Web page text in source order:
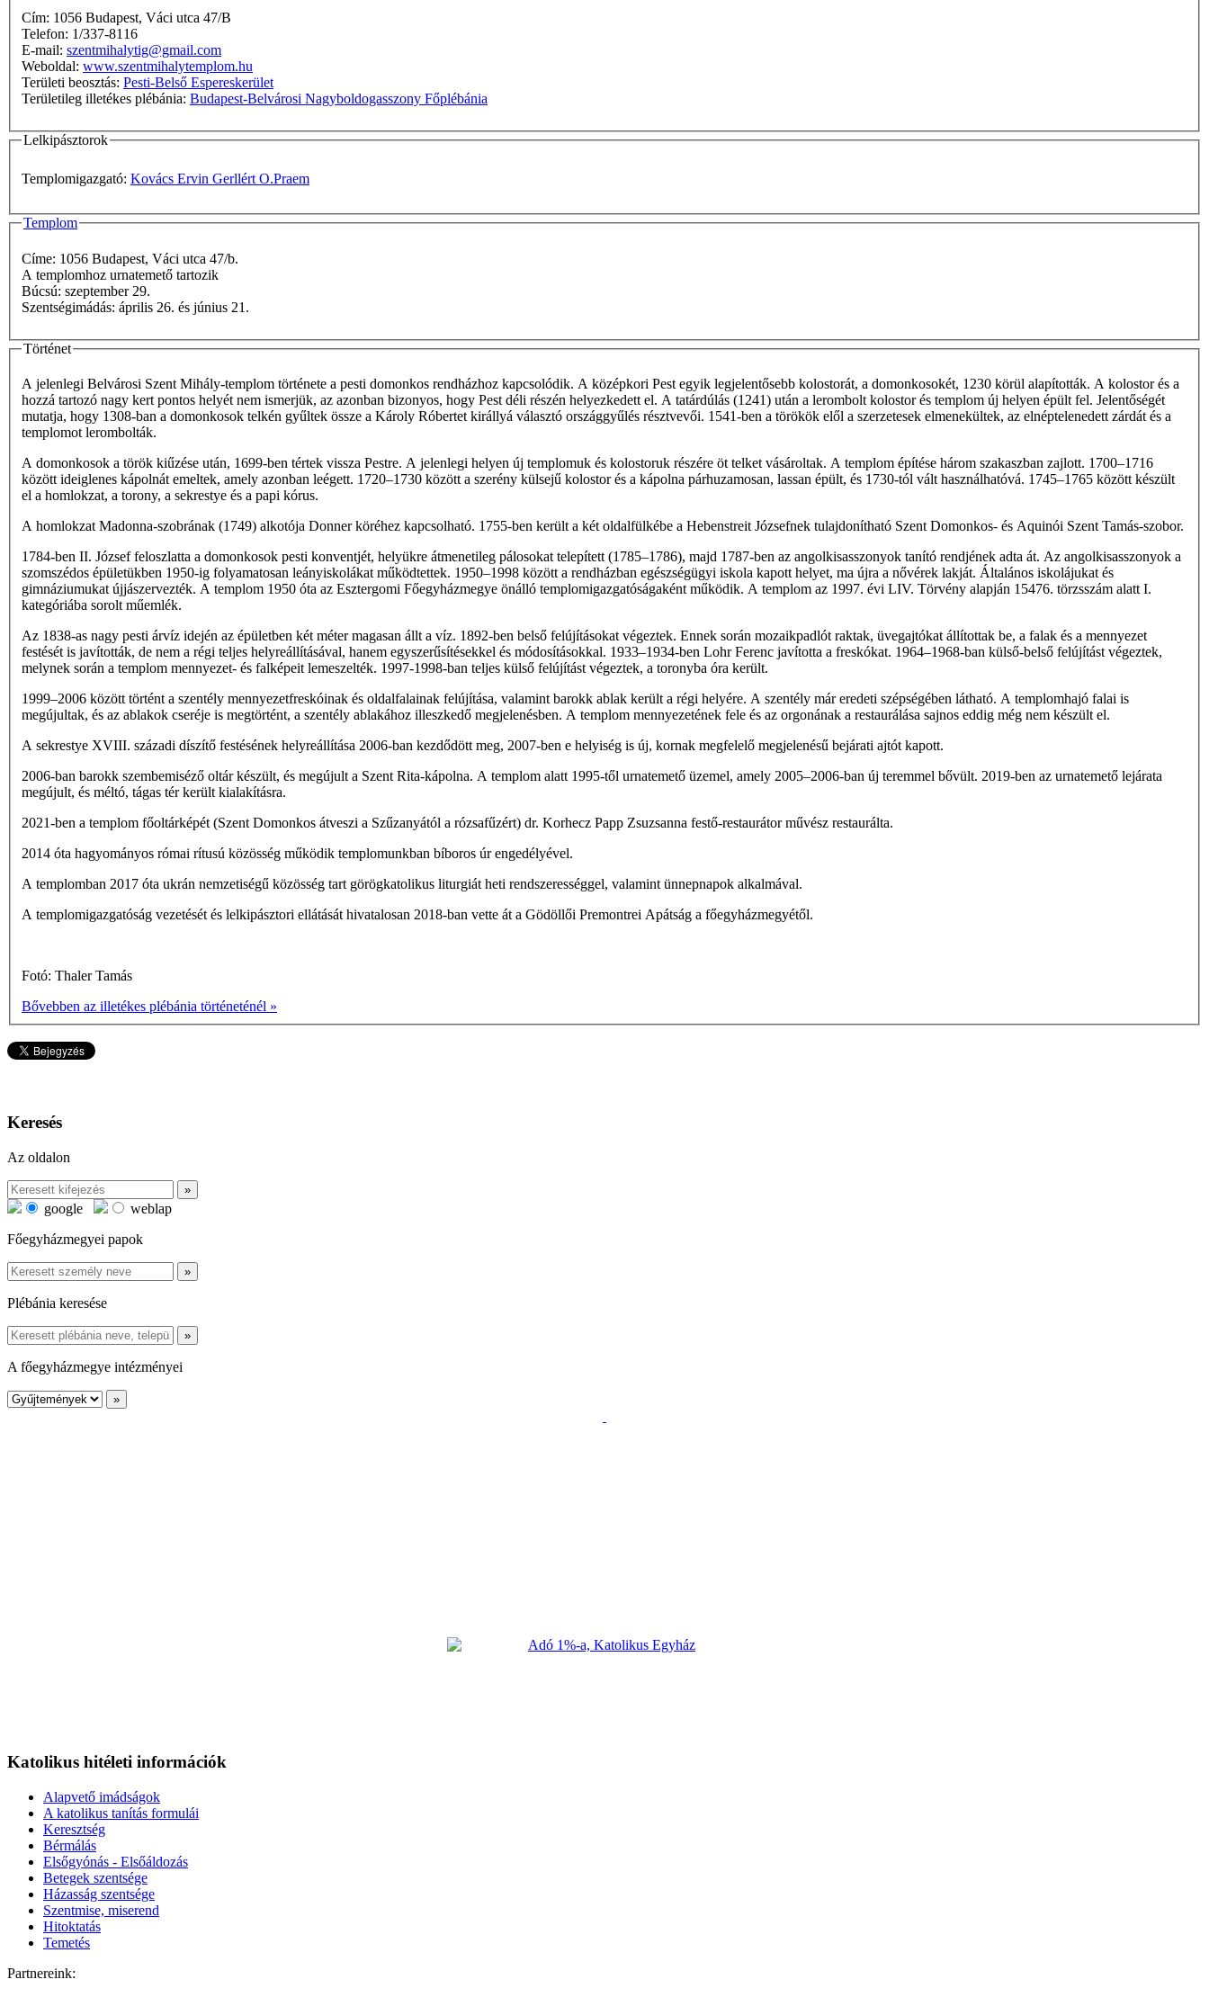
Cím: 1056 Budapest, Váci utca 47/B
Telefon: 1/337-8116
E-mail: szentmihalytig@gmail.com
Weboldal: www.szentmihalytemplom.hu
Területi beosztás: Pesti-Belső Espereskerület
Területileg illetékes plébánia: Budapest-Belvárosi Nagyboldogasszony Főplébánia
Lelkipásztorok
Templomigazgató: Kovács Ervin Gerllért O.Praem
Templom
Címe: 1056 Budapest, Váci utca 47/b.
A templomhoz urnatemető tartozik
Búcsú: szeptember 29.
Szentségimádás: április 26. és június 21.
Történet
A jelenlegi Belvárosi Szent Mihály-templom története a pesti domonkos rendházhoz kapcsolódik. A középkori Pest egyik legjelentősebb kolostorát, a domonkosokét, 1230 körül alapították. A kolostor és a
hozzá tartozó nagy kert pontos helyét nem ismerjük, az azonban bizonyos, hogy Pest déli részén helyezkedett el. A tatárdúlás (1241) után a lerombolt kolostor és templom új helyen épült fel. Jelentőségét
mutatja, hogy 1308-ban a domonkosok telkén gyűltek össze a Károly Róbertet királlyá választó országgyűlés résztvevői. 1541-ben a törökök elől a szerzetesek elmenekültek, az elnéptelenedett zárdát és a
templomot lerombolták.
A domonkosok a török kiűzése után, 1699-ben tértek vissza Pestre. A jelenlegi helyen új templomuk és kolostoruk részére öt telket vásároltak. A templom építése három szakaszban zajlott. 1700–1716
között ideiglenes kápolnát emeltek, amely azonban leégett. 1720–1730 között a szerény külsejű kolostor és a kápolna párhuzamosan, lassan épült, és 1730-tól vált használhatóvá. 1745–1765 között készült
el a homlokzat, a torony, a sekrestye és a papi kórus.
A homlokzat Madonna-szobrának (1749) alkotója Donner köréhez kapcsolható. 1755-ben került a két oldalfülkébe a Hebenstreit Józsefnek tulajdonítható Szent Domonkos- és Aquinói Szent Tamás-szobor.
1784-ben II. József feloszlatta a domonkosok pesti konventjét, helyükre átmenetileg pálosokat telepített (1785–1786), majd 1787-ben az angolkisasszonyok tanító rendjének adta át. Az angolkisasszonyok a
szomszédos épületükben 1950-ig folyamatosan leányiskolákat működtettek. 1950–1998 között a rendházban egészségügyi iskola kapott helyet, ma újra a nővérek lakját. Általános iskolájukat és
gimnáziumukat újjászervezték. A templom 1950 óta az Esztergomi Főegyházmegye önálló templomigazgatóságaként működik. A templom az 1997. évi LIV. Törvény alapján 15476. törzsszám alatt I.
kategóriába sorolt műemlék.
Az 1838-as nagy pesti árvíz idején az épületben két méter magasan állt a víz. 1892-ben belső felújításokat végeztek. Ennek során mozaikpadlót raktak, üvegajtókat állítottak be, a falak és a mennyezet
festését is javították, de nem a régi teljes helyreállításával, hanem egyszerűsítésekkel és módosításokkal. 1933–1934-ben Lohr Ferenc javította a freskókat. 1964–1968-ban külső-belső felújítást végeztek,
melynek során a templom mennyezet- és falképeit lemeszelték. 1997-1998-ban teljes külső felújítást végeztek, a toronyba óra került.
1999–2006 között történt a szentély mennyezetfreskóinak és oldalfalainak felújítása, valamint barokk ablak került a régi helyére. A szentély már eredeti szépségében látható. A templomhajó falai is
megújultak, és az ablakok cseréje is megtörtént, a szentély ablakához illeszkedő megjelenésben. A templom mennyezetének fele és az orgonának a restaurálása sajnos eddig még nem készült el.
A sekrestye XVIII. századi díszítő festésének helyreállítása 2006-ban kezdődött meg, 2007-ben e helyiség is új, kornak megfelelő megjelenésű bejárati ajtót kapott.
2006-ban barokk szembemiséző oltár készült, és megújult a Szent Rita-kápolna. A templom alatt 1995-től urnatemető üzemel, amely 2005–2006-ban új teremmel bővült. 2019-ben az urnatemető lejárata
megújult, és méltó, tágas tér került kialakításra.
2021-ben a templom főoltárképét (Szent Domonkos átveszi a Szűzanyától a rózsafűzért) dr. Korhecz Papp Zsuzsanna festő-restaurátor művész restaurálta.
2014 óta hagyományos római rítusú közösség működik templomunkban bíboros úr engedélyével.
A templomban 2017 óta ukrán nemzetiségű közösség tart görögkatolikus liturgiát heti rendszerességgel, valamint ünnepnapok alkalmával.
A templomigazgatóság vezetését és lelkipásztori ellátását hivatalosan 2018-ban vette át a Gödöllői Premontrei Apátság a főegyházmegyétől.
Fotó: Thaler Tamás
Bővebben az illetékes plébánia történeténél »
Keresés
Az oldalon
google
weblap
Főegyházmegyei papok
Plébánia keresése
A főegyházmegye intézményei
Katolikus hitéleti információk
Alapvető imádságok
A katolikus tanítás formulái
Keresztség
Bérmálás
Elsőgyónás - Elsőáldozás
Betegek szentsége
Házasság szentsége
Szentmise, miserend
Hitoktatás
Temetés
Partnereink: